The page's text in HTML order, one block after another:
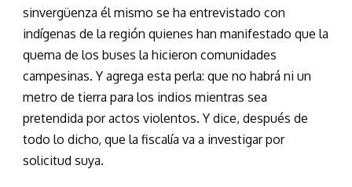
sinvergüenza él mismo se ha entrevistado con
indígenas de la región quienes han manifestado que la
quema de los buses la hicieron comunidades
campesinas. Y agrega esta perla: que no habrá ni un
metro de tierra para los indios mientras sea
pretendida por actos violentos. Y dice, después de
todo lo dicho, que la fiscalía va a investigar por
solicitud suya.